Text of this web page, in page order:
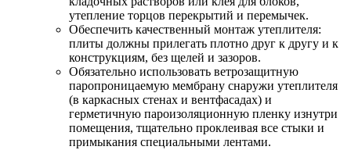
утепление торцов перекрытий и перемычек.
Обеспечить качественный монтаж утеплителя:
плиты должны прилегать плотно друг к другу и к
конструкциям, без щелей и зазоров.
Обязательно использовать ветрозащитную
паропроницаемую мембрану снаружи утеплителя
(в каркасных стенах и вентфасадах) и
герметичную пароизоляционную пленку изнутри
помещения, тщательно проклеивая все стыки и
примыкания специальными лентами.